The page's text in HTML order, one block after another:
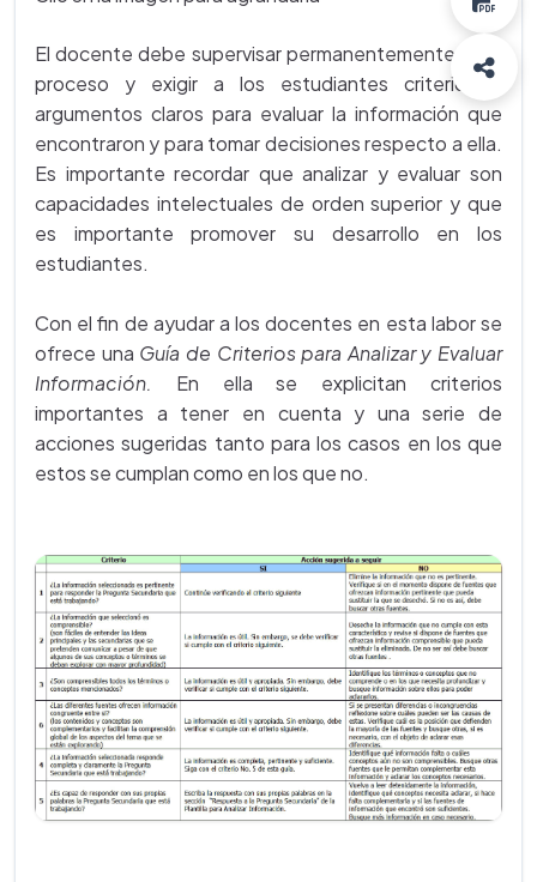
El docente debe supervisar permanentemente este
proceso y exigir a los estudiantes criterios y
argumentos claros para evaluar la información que
encontraron y para tomar decisiones respecto a ella.
Es importante recordar que analizar y evaluar son
capacidades intelectuales de orden superior y que
es importante promover su desarrollo en los
estudiantes.
Con el fin de ayudar a los docentes en esta labor se
ofrece una Guía de Criterios para Analizar y Evaluar
Información. En ella se explicitan criterios
importantes a tener en cuenta y una serie de
acciones sugeridas tanto para los casos en los que
estos se cumplan como en los que no.